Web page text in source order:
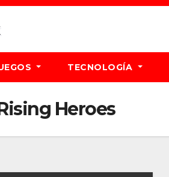
TECNOLOGÍA
Heroes